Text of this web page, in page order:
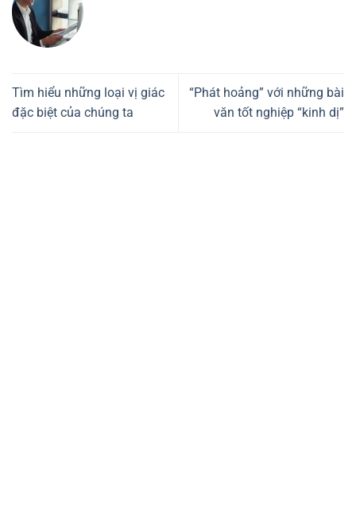
Tìm hiểu những loại vị giác
đặc biệt của chúng ta
“Phát hoảng” với những bài
văn tốt nghiệp “kinh dị”